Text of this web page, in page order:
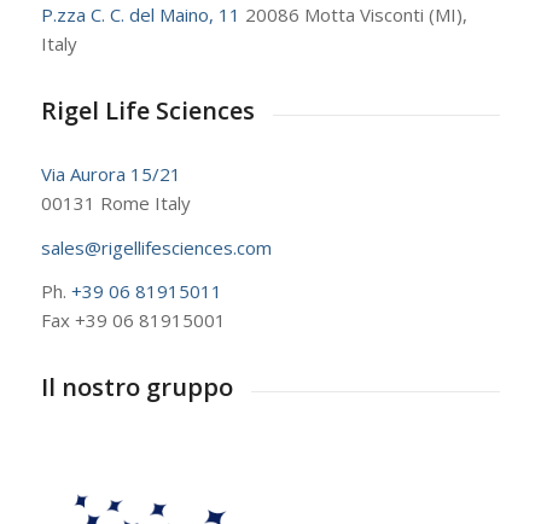
P.zza C. C. del Maino, 11 20086 Motta Visconti (MI),
Italy
Rigel Life Sciences
Via Aurora 15/21
00131 Rome Italy
sales@rigellifesciences.com
Ph. +39 06 81915011
Fax +39 06 81915001
Il nostro gruppo